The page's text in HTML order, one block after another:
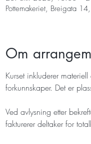
Pottemakeriet, Breigata
Om
Kurset inkluderer
forkunnskaper. Det er
Ved avlysning etter
fakturerer deltaker for